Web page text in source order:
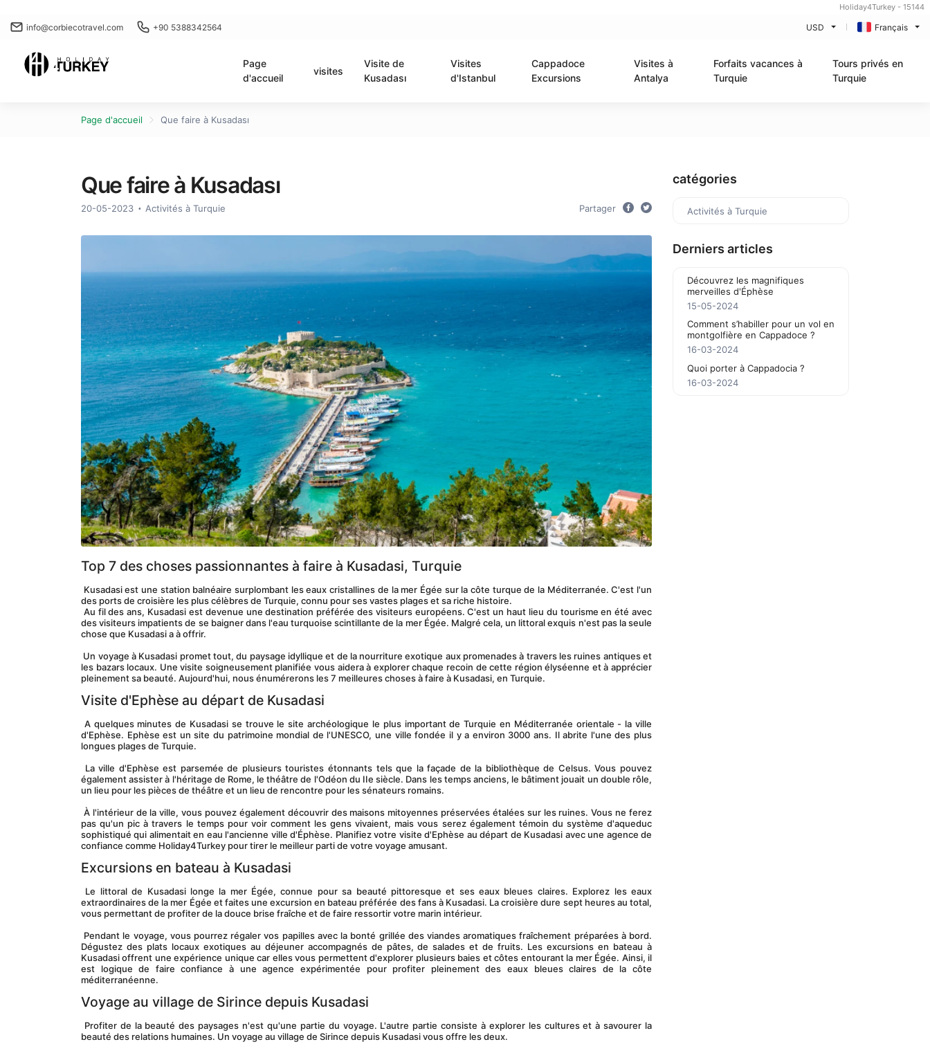
Holiday4Turkey - 15144
info@corbiecotravel.com +90 5388342564 USD Français
Page
d'accueil
visites
Visite de
Kusadası
Visites
d'Istanbul
Cappadoce
Excursions
Visites à
Antalya
Forfaits vacances à
Turquie
Tours privés en
Turquie
Page d'accueil Que faire à Kusadası
Que faire à Kusadası
20-05-2023 Activités à Turquie Partager
Top 7 des choses passionnantes à faire à Kusadasi, Turquie
des ports de croisière les plus célèbres de Turquie, connu pour ses vastes plages et sa riche histoire.
des visiteurs impatients de se baigner dans l'eau turquoise scintillante de la mer Égée. Malgré cela, un littoral exquis n'est pas la seule
chose que Kusadasi a à offrir.
les bazars locaux. Une visite soigneusement planifiée vous aidera à explorer chaque recoin de cette région élyséenne et à apprécier
pleinement sa beauté. Aujourd'hui, nous énumérerons les 7 meilleures choses à faire à Kusadasi, en Turquie.
Visite d'Ephèse au départ de Kusadasi
d'Ephèse. Ephèse est un site du patrimoine mondial de l'UNESCO, une ville fondée il y a environ 3000 ans. Il abrite l'une des plus
longues plages de Turquie.
également assister à l'héritage de Rome, le théâtre de l'Odéon du IIe siècle. Dans les temps anciens, le bâtiment jouait un double rôle,
un lieu pour les pièces de théâtre et un lieu de rencontre pour les sénateurs romains.
pas qu'un pic à travers le temps pour voir comment les gens vivaient, mais vous serez également témoin du système d'aqueduc
sophistiqué qui alimentait en eau l'ancienne ville d'Éphèse. Planifiez votre visite d'Ephèse au départ de Kusadasi avec une agence de
confiance comme Holiday4Turkey pour tirer le meilleur parti de votre voyage amusant.
Excursions en bateau à Kusadasi
extraordinaires de la mer Égée et faites une excursion en bateau préférée des fans à Kusadasi. La croisière dure sept heures au total,
vous permettant de profiter de la douce brise fraîche et de faire ressortir votre marin intérieur.
Dégustez des plats locaux exotiques au déjeuner accompagnés de pâtes, de salades et de fruits. Les excursions en bateau à
Kusadasi offrent une expérience unique car elles vous permettent d'explorer plusieurs baies et côtes entourant la mer Égée. Ainsi, il
est logique de faire confiance à une agence expérimentée pour profiter pleinement des eaux bleues claires de la côte
méditerranéenne.
Voyage au village de Sirince depuis Kusadasi
beauté des relations humaines. Un voyage au village de Sirince depuis Kusadasi vous offre les deux.
catégories
Activités à Turquie
Derniers articles
Découvrez les magnifiques
merveilles d'Éphèse
15-05-2024
Comment s’habiller pour un vol en
montgolfière en Cappadoce ?
16-03-2024
Quoi porter à Cappadocia ?
16-03-2024